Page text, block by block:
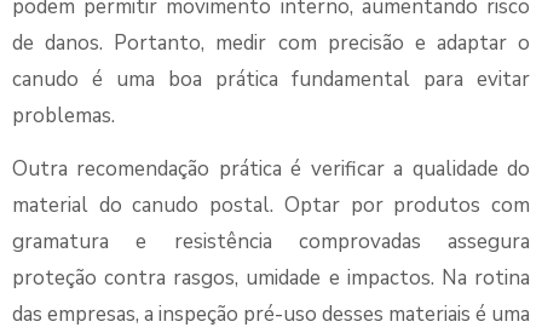
podem permitir movimento interno, aumentando risco
de danos. Portanto, medir com precisão e adaptar o
canudo é uma boa prática fundamental para evitar
problemas.
Outra recomendação prática é verificar a qualidade do
material do canudo postal. Optar por produtos com
gramatura e resistência comprovadas assegura
proteção contra rasgos, umidade e impactos. Na rotina
das empresas, a inspeção pré-uso desses materiais é uma